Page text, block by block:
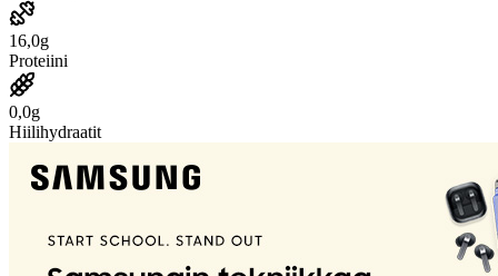
16,0g
Proteiini
0,0g
Hiilihydraatit